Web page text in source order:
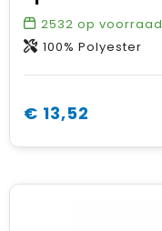
2532 op voorraad
100% Polyester
€ 13,52